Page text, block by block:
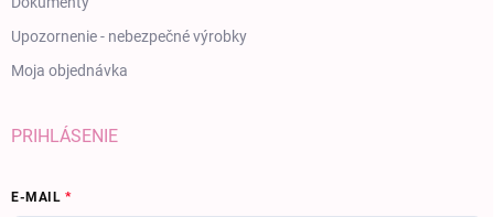
Upozornenie - nebezpečné výrobky
Moja objednávka
PRIHLÁSENIE
E-MAIL